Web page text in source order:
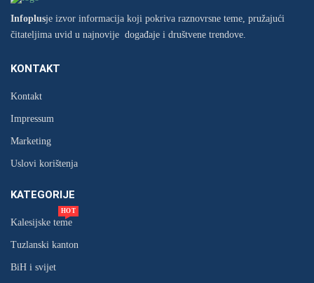
Infoplusje izvor informacija koji pokriva raznovrsne teme, pružajući
čitateljima uvid u najnovije događaje i društvene trendove.
KONTAKT
Kontakt
Impressum
Marketing
Uslovi korištenja
KATEGORIJE
Kalesijske teme
HOT
Tuzlanski kanton
BiH i svijet